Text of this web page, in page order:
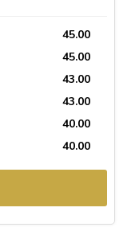
45.00
45.00
43.00
43.00
40.00
40.00